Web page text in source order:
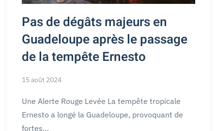
Pas de dégâts majeurs en
Guadeloupe après le passage
de la tempête Ernesto
15 août 2024
Une Alerte Rouge Levée La tempête tropicale
Ernesto a longé la Guadeloupe, provoquant de
fortes…